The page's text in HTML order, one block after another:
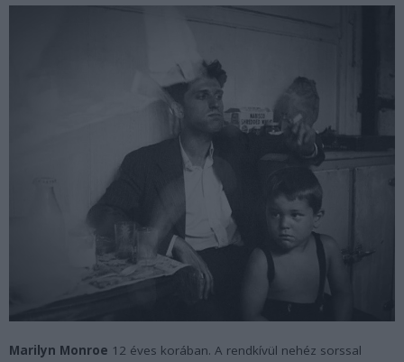
Marilyn Monroe 12 éves korában. A rendkívül nehéz sorssal